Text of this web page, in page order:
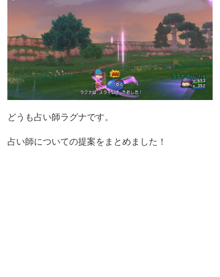
どうも占い師ラグナです。
占い師についての提案をまとめました！